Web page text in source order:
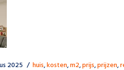
2025 huis,kosten,m2,prijs,prijzen,